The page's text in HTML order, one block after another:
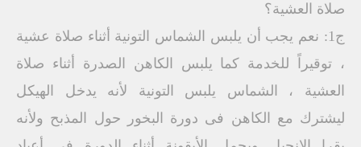
صلاة العشية؟
ج1: نعم يجب أن يلبس الشماس التونية أثناء صلاة عشية
، توقيراً للخدمة كما يلبس الكاهن الصدرة أثناء صلاة
العشية ، الشماس يلبس التونية لأنه يدخل الهيكل
ليشترك مع الكاهن فى دورة البخور حول المذبح ولأنه